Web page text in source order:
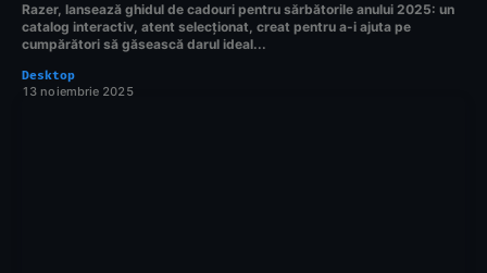
Razer, lansează ghidul de cadouri pentru sărbătorile anului 2025: un
catalog interactiv, atent selecționat, creat pentru a-i ajuta pe
cumpărători să găsească darul ideal...
Desktop
13 noiembrie 2025